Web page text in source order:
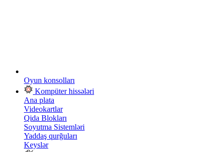
Oyun konsolları
Kompüter hissələri
Ana plata
Videokartlar
Qida Blokları
Soyutma Sistemləri
Yaddaş qurğuları
Keyslər